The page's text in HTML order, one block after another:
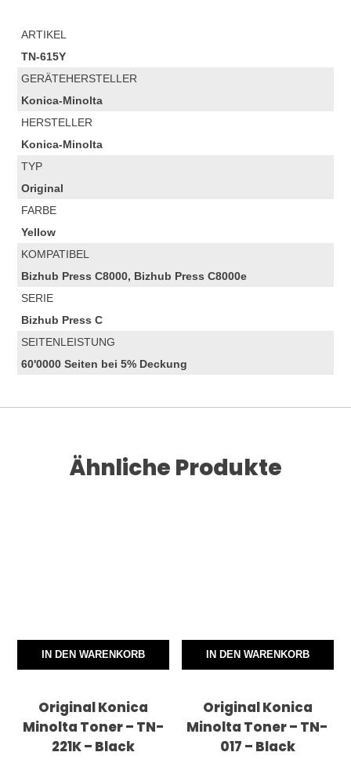
ARTIKEL
TN-615Y
GERÄTEHERSTELLER
Konica-Minolta
HERSTELLER
Konica-Minolta
TYP
Original
FARBE
Yellow
KOMPATIBEL
Bizhub Press C8000, Bizhub Press C8000e
SERIE
Bizhub Press C
SEITENLEISTUNG
60'0000 Seiten bei 5% Deckung
Ähnliche Produkte
IN DEN WARENKORB
Original Konica
Minolta Toner – TN-
221K – Black
IN DEN WARENKORB
Original Konica
Minolta Toner – TN-
017 – Black